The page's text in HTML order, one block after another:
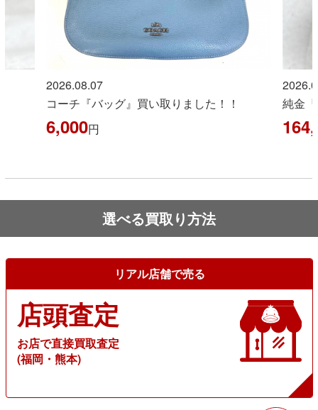
2026.08.07
コーチ『バッグ』買い取りました！！
6,000円
純金
選べる買取り方法
リアル店舗で売る
店頭査定
お店で直接買取査定
(福岡・熊本)